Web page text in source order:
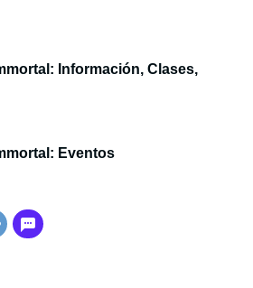
Información, Clases,
Eventos